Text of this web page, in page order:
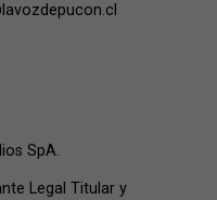
SpA.
Legal Titular y